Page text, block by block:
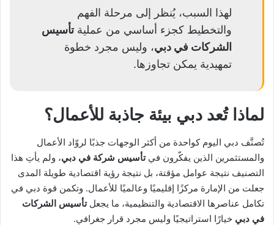
لهذا السبب، يُنظر إلى مرحلة الفهم
والتخطيط كجزء أساسي من عمليةتأسيس
الشركات في دبي، وليس مجرد خطوة
تمهيدية يمكن تجاوزها.
لماذا تُعد دبي بيئة جاذبة للأعمال؟
تُصنَّف دبي اليوم كواحدة من أكثر الوجهات جذبًا لروّاد الأعمال
والمستثمرين الذين يفكّرون فيتأسيس شركة في دبي، ولم يأتِ هذا
التصنيف نتيجة عوامل مؤقتة، بل نتيجة رؤية اقتصادية طويلة المدى
جعلت من الإمارة مركزًا إقليميًا وعالميًا للأعمال. وتكمن قوة دبي في
تكامل عناصرها الاقتصادية والتنظيمية، ما يجعلتأسيس الشركات
في دبي خيارًا استراتيجيًا وليس مجرد قرار جغرافي.